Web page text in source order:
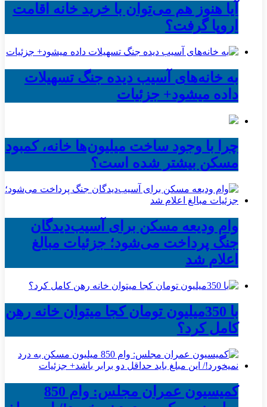
آیا هنوز هم می‌توان با خرید خانه اقامت
اروپا گرفت؟
به خانه‌های آسیب دیده جنگ تسهیلات
داده میشود+ جزئیات
چرا با وجود ساخت میلیون‌ها خانه، کمبود
مسکن بیشتر شده است؟
وام ودیعه مسکن برای آسیب‌دیدگان
جنگ پرداخت می‌شود؛ جزئیات مبالغ
اعلام شد
با 350میلیون تومان کجا میتوان خانه رهن
کامل کرد؟
کمیسیون عمران مجلس: وام 850